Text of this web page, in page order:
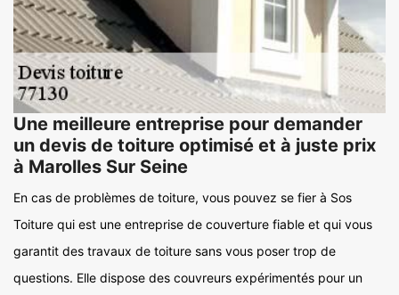
Une meilleure entreprise pour demander
un devis de toiture optimisé et à juste prix
à Marolles Sur Seine
En cas de problèmes de toiture, vous pouvez se fier à Sos
Toiture qui est une entreprise de couverture fiable et qui vous
garantit des travaux de toiture sans vous poser trop de
questions. Elle dispose des couvreurs expérimentés pour un